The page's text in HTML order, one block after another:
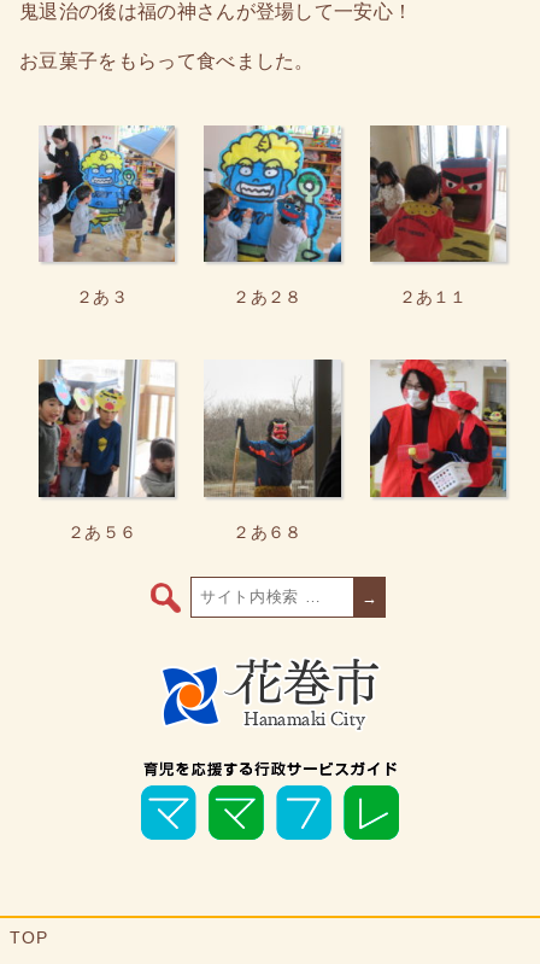
鬼退治の後は福の神さんが登場して一安心！
お豆菓子をもらって食べました。
２あ３ ２あ２８ ２あ１１
２あ５６ ２あ６８
→
TOP